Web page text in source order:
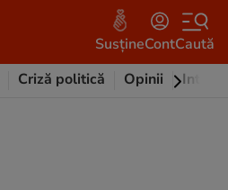
SusțineContCaută
Criză politică Opinii